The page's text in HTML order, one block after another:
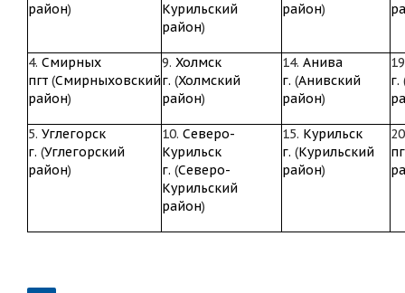
район)
Курильский
район)
район)
4. Смирных
пгт (Смирныховский
район)
9. Холмск
г. (Холмский
район)
14. Анива
г. (Анивский
район)
г.
5. Углегорск
г. (Углегорский
район)
10. Северо-
Курильск
г. (Северо-
Курильский
район)
15. Курильск
г. (Курильский
район)